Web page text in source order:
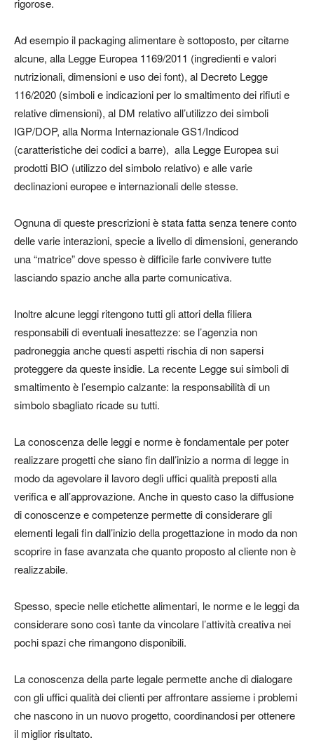
rigorose.
Ad esempio il packaging alimentare è sottoposto, per citarne
alcune, alla Legge Europea 1169/2011 (ingredienti e valori
nutrizionali, dimensioni e uso dei font), al Decreto Legge
116/2020 (simboli e indicazioni per lo smaltimento dei rifiuti e
relative dimensioni), al DM relativo all’utilizzo dei simboli
IGP/DOP, alla Norma Internazionale GS1/Indicod
(caratteristiche dei codici a barre), alla Legge Europea sui
prodotti BIO (utilizzo del simbolo relativo) e alle varie
declinazioni europee e internazionali delle stesse.
Ognuna di queste prescrizioni è stata fatta senza tenere conto
delle varie interazioni, specie a livello di dimensioni, generando
una “matrice” dove spesso è difficile farle convivere tutte
lasciando spazio anche alla parte comunicativa.
Inoltre alcune leggi ritengono tutti gli attori della filiera
responsabili di eventuali inesattezze: se l’agenzia non
padroneggia anche questi aspetti rischia di non sapersi
proteggere da queste insidie. La recente Legge sui simboli di
smaltimento è l’esempio calzante: la responsabilità di un
simbolo sbagliato ricade su tutti.
La conoscenza delle leggi e norme è fondamentale per poter
realizzare progetti che siano fin dall’inizio a norma di legge in
modo da agevolare il lavoro degli uffici qualità preposti alla
verifica e all’approvazione. Anche in questo caso la diffusione
di conoscenze e competenze permette di considerare gli
elementi legali fin dall’inizio della progettazione in modo da non
scoprire in fase avanzata che quanto proposto al cliente non è
realizzabile.
Spesso, specie nelle etichette alimentari, le norme e le leggi da
considerare sono così tante da vincolare l’attività creativa nei
pochi spazi che rimangono disponibili.
La conoscenza della parte legale permette anche di dialogare
con gli uffici qualità dei clienti per affrontare assieme i problemi
che nascono in un nuovo progetto, coordinandosi per ottenere
il miglior risultato.